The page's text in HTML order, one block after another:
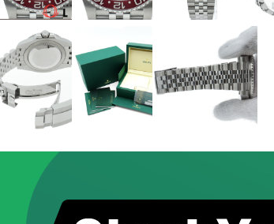
新品
新品状態。
未使用 展示品などの未使用品。
ランク未使用同様品。数回使用した程度、
ランク 僅かな傷、汚れはありますが比較的程
ABランク少々使用感はありますが、キズや汚
BCランクとても使用感のある商品。傷や汚れ
Cランク